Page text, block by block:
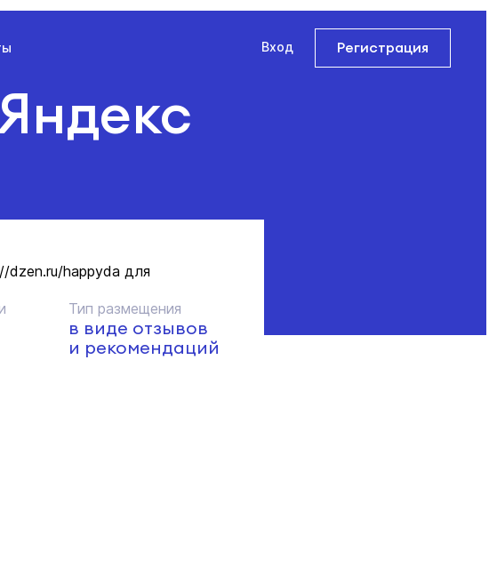
Вход Регистрация
dzen.ru/happyda для
Тип размещения
в виде отзывов
и рекомендаций